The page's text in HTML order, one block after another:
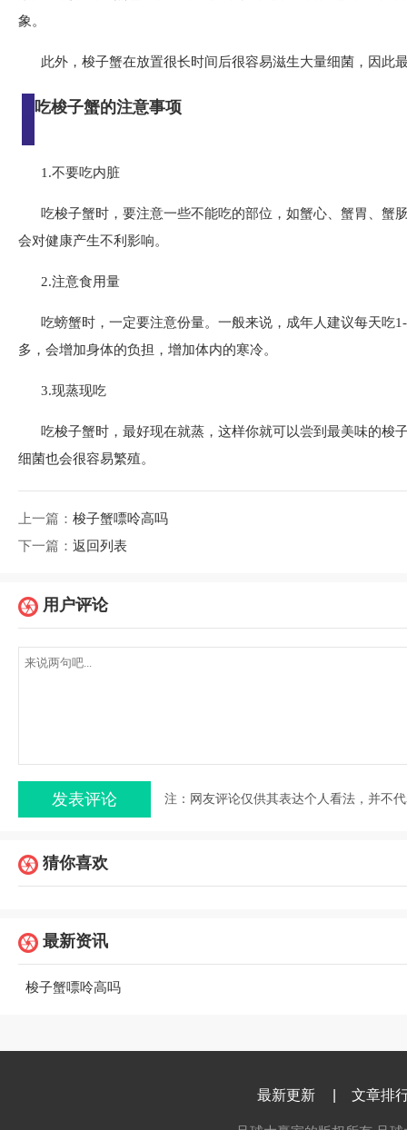
象。
此外，梭子蟹在放置很长时间后很容易滋生大量细菌，因此
吃梭子蟹的注意事项
1.不要吃内脏
吃梭子蟹时，要注意一些不能吃的部位，如蟹心、蟹胃、蟹
会对健康产生不利影响。
2.注意食用量
吃螃蟹时，一定要注意份量。一般来说，成年人建议每天吃
多，会增加身体的负担，增加体内的寒冷。
3.现蒸现吃
吃梭子蟹时，最好现在就蒸，这样你就可以尝到最美味的梭
细菌也会很容易繁殖。
上一篇： 梭子蟹嘌呤高吗
下一篇： 返回列表
用户评论
注：网友评论仅供其表达个人看法，并不
猜你喜欢
最新资讯
梭子蟹嘌呤高吗
最新更新 文章排